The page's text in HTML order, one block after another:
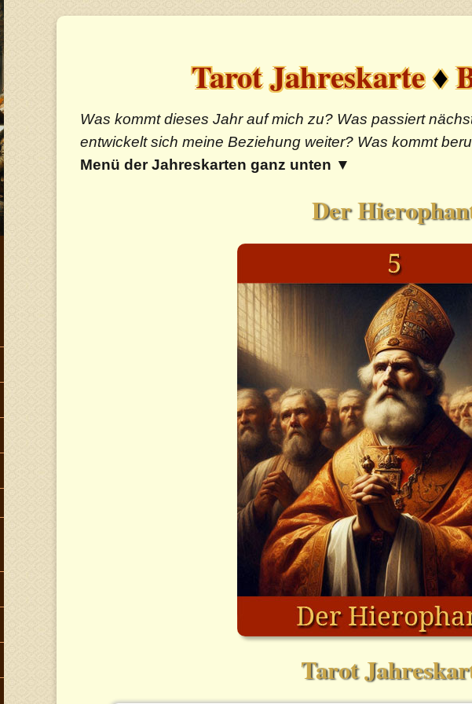
Tarot Jahreskarte♦
Was kommt dieses Jahr auf mich zu? Was passiert
entwickelt sich meine Beziehung weiter? Was kommt
Menü der Jahreskarten ganz unten ▼
Der
Tarot